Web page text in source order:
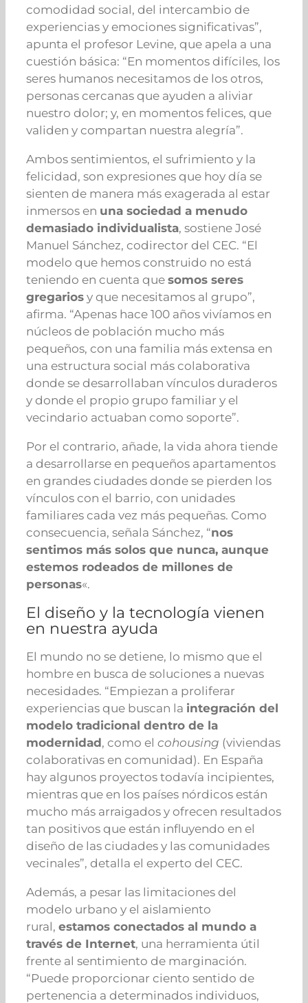
comodidad social, del intercambio de
experiencias y emociones significativas”,
apunta el profesor Levine, que apela a una
cuestión básica: “En momentos difíciles, los
seres humanos necesitamos de los otros,
personas cercanas que ayuden a aliviar
nuestro dolor; y, en momentos felices, que
validen y compartan nuestra alegría”.
Ambos sentimientos, el sufrimiento y la
felicidad, son expresiones que hoy día se
sienten de manera más exagerada al estar
inmersos en una sociedad a menudo
demasiado individualista, sostiene José
Manuel Sánchez, codirector del CEC. “El
modelo que hemos construido no está
teniendo en cuenta que somos seres
gregarios y que necesitamos al grupo”,
afirma. “Apenas hace 100 años vivíamos en
núcleos de población mucho más
pequeños, con una familia más extensa en
una estructura social más colaborativa
donde se desarrollaban vínculos duraderos
y donde el propio grupo familiar y el
vecindario actuaban como soporte”.
Por el contrario, añade, la vida ahora tiende
a desarrollarse en pequeños apartamentos
en grandes ciudades donde se pierden los
vínculos con el barrio, con unidades
familiares cada vez más pequeñas. Como
consecuencia, señala Sánchez, “nos
sentimos más solos que nunca, aunque
estemos rodeados de millones de
personas«.
El diseño y la tecnología vienen
en nuestra ayuda
El mundo no se detiene, lo mismo que el
hombre en busca de soluciones a nuevas
necesidades. “Empiezan a proliferar
experiencias que buscan la integración del
modelo tradicional dentro de la
modernidad, como el cohousing (viviendas
colaborativas en comunidad). En España
hay algunos proyectos todavía incipientes,
mientras que en los países nórdicos están
mucho más arraigados y ofrecen resultados
tan positivos que están influyendo en el
diseño de las ciudades y las comunidades
vecinales”, detalla el experto del CEC.
Además, a pesar las limitaciones del
modelo urbano y el aislamiento
rural, estamos conectados al mundo a
través de Internet, una herramienta útil
frente al sentimiento de marginación.
“Puede proporcionar ciento sentido de
pertenencia a determinados individuos,